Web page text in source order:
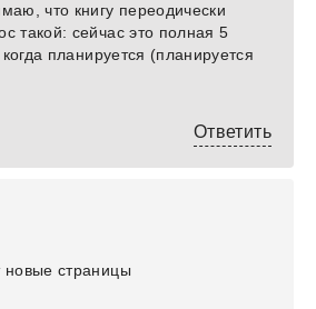
что книгу переодически
такой: сейчас это полная 5
планируется (планируется
Ответить
новые страницы